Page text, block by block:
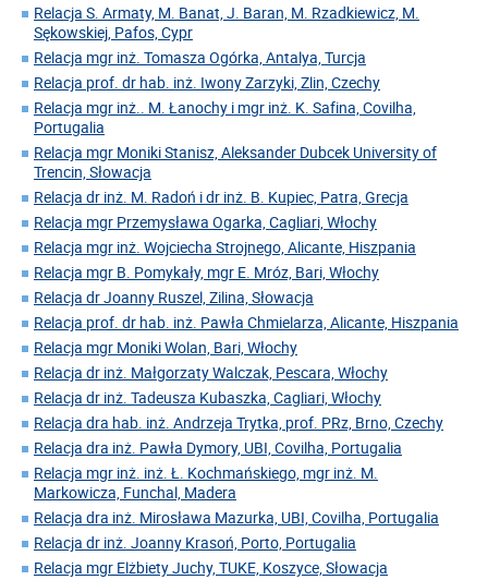
Relacja S. Armaty, M. Banat, J. Baran, M. Rzadkiewicz, M.
Sękowskiej, Pafos, Cypr
Relacja mgr inż. Tomasza Ogórka, Antalya, Turcja
Relacja prof. dr hab. inż. Iwony Zarzyki, Zlin, Czechy
Relacja mgr inż.. M. Łanochy i mgr inż. K. Safina, Covilha,
Portugalia
Relacja mgr Moniki Stanisz, Aleksander Dubcek University of
Trencin, Słowacja
Relacja dr inż. M. Radoń i dr inż. B. Kupiec, Patra, Grecja
Relacja mgr Przemysława Ogarka, Cagliari, Włochy
Relacja mgr inż. Wojciecha Strojnego, Alicante, Hiszpania
Relacja mgr B. Pomykały, mgr E. Mróz, Bari, Włochy
Relacja dr Joanny Ruszel, Zilina, Słowacja
Relacja prof. dr hab. inż. Pawła Chmielarza, Alicante, Hiszpania
Relacja mgr Moniki Wolan, Bari, Włochy
Relacja dr inż. Małgorzaty Walczak, Pescara, Włochy
Relacja dr inż. Tadeusza Kubaszka, Cagliari, Włochy
Relacja dra hab. inż. Andrzeja Trytka, prof. PRz, Brno, Czechy
Relacja dra inż. Pawła Dymory, UBI, Covilha, Portugalia
Relacja mgr inż. inż. Ł. Kochmańskiego, mgr inż. M.
Markowicza, Funchal, Madera
Relacja dra inż. Mirosława Mazurka, UBI, Covilha, Portugalia
Relacja dr inż. Joanny Krasoń, Porto, Portugalia
Relacja mgr Elżbiety Juchy, TUKE, Koszyce, Słowacja